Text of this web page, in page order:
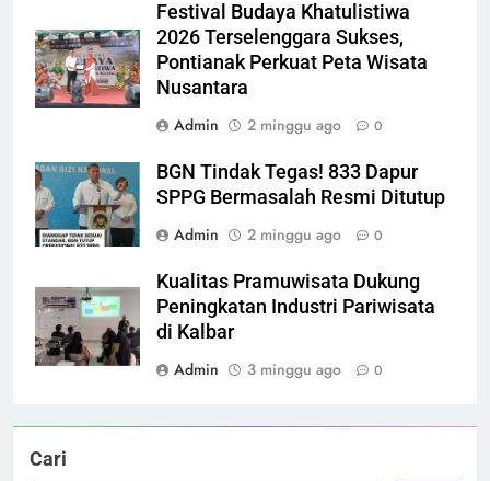
Festival Budaya Khatulistiwa
2026 Terselenggara Sukses,
Pontianak Perkuat Peta Wisata
Nusantara
Admin
2 minggu ago 0
BGN Tindak Tegas! 833 Dapur
SPPG Bermasalah Resmi Ditutup
Admin
2 minggu ago 0
Kualitas Pramuwisata Dukung
Peningkatan Industri Pariwisata
di Kalbar
Admin
3 minggu ago 0
Cari